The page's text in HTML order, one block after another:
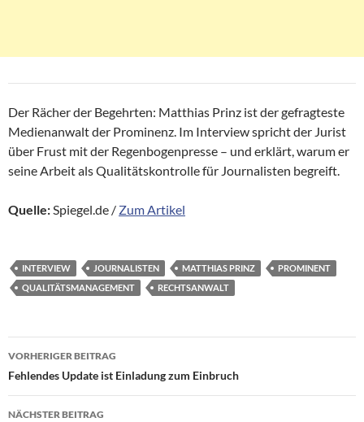
Der Rächer der Begehrten: Matthias Prinz ist der gefragteste
Medienanwalt der Prominenz. Im Interview spricht der Jurist
über Frust mit der Regenbogenpresse – und erklärt, warum er
seine Arbeit als Qualitätskontrolle für Journalisten begreift.
Quelle:Spiegel.de / Zum Artikel
INTERVIEW JOURNALISTEN MATTHIAS PRINZ
PROMINENT
QUALITÄTSMANAGEMENT
RECHTSANWALT
Beitragsnavigation
VORHERIGER BEITRAG
Fehlendes Update ist Einladung zum Einbruch
NÄCHSTER BEITRAG